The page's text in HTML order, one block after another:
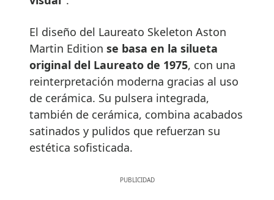
El diseño del Laureato Skeleton Aston
Martin Edition se basa en la silueta
original del Laureato de 1975, con una
reinterpretación moderna gracias al uso
de cerámica. Su pulsera integrada,
también de cerámica, combina acabados
satinados y pulidos que refuerzan su
estética sofisticada.